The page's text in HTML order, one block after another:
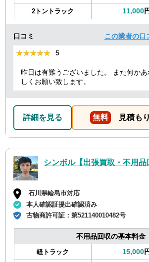
2トントラック 11,000
口コミ この業者の
★★★★★
★★★★★ 5
昨日は有難うございました。 また何か
しくお願い致します。
詳細を見る 無料 見積も
石川県輪島市対応
本人確認証提出確認済み
古物商許可証：第521140010482号
不用品回収の基本料金
軽トラック 15,000